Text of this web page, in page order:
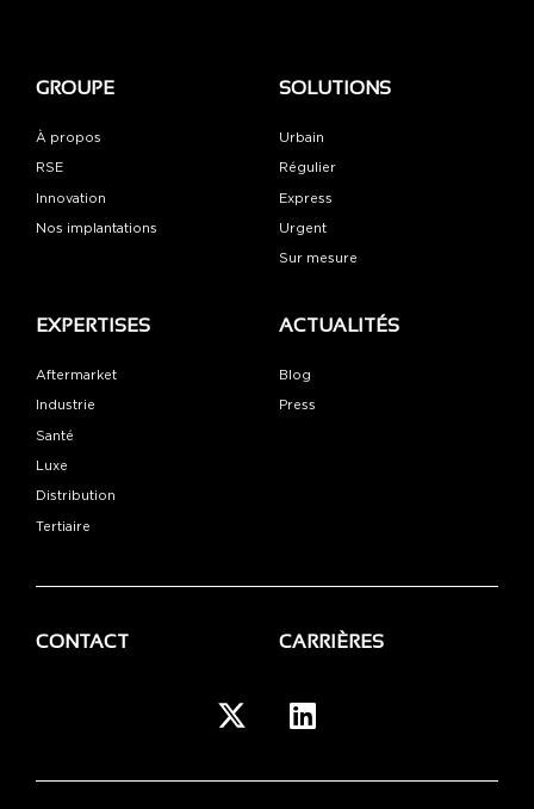
GROUPE
À propos
RSE
Innovation
Nos implantations
SOLUTIONS
Urbain
Régulier
Express
Urgent
Sur mesure
EXPERTISES
Aftermarket
Industrie
Santé
Luxe
Distribution
Tertiaire
ACTUALITÉS
Blog
Press
CONTACT CARRIÈRES